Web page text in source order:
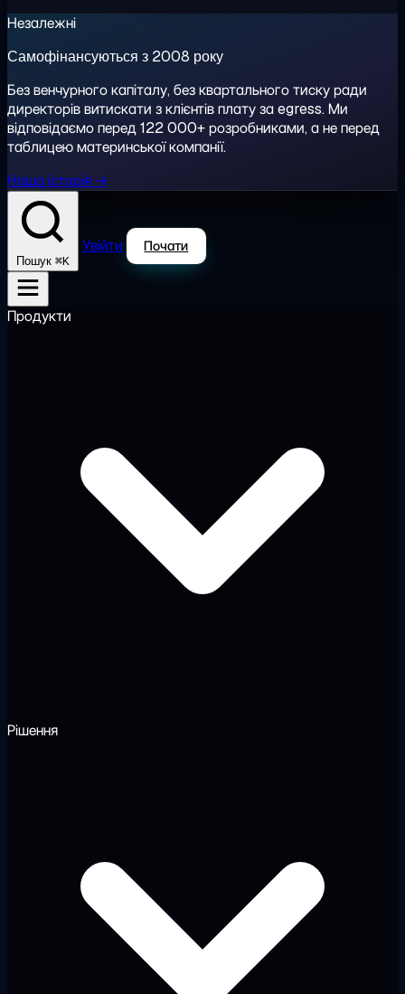
Незалежні
Самофінансуються з 2008 року
Без венчурного капіталу, без квартального тиску ради
директорів витискати з клієнтів плату за egress. Ми
відповідаємо перед 122 000+ розробниками, а не перед
таблицею материнської компанії.
Наша історія →
Пошук ⌘K
Увійти Почати
Продукти
Рішення